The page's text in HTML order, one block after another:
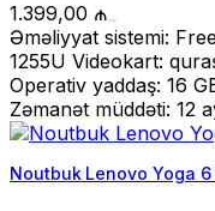
1.399,00 ₼
Əməliyyat sistemi:
1255U Videokart:
Operativ yaddaş: 16
Zəmanət müddəti: 12
Noutbuk Lenovo Yoga 6